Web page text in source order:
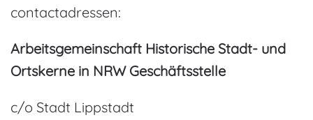
contactadressen:
Arbeitsgemeinschaft Historische Stadt- und
Ortskerne in NRW Geschäftsstelle
c/o Stadt Lippstadt